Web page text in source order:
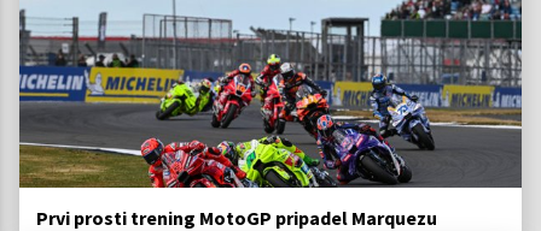
Prvi prosti trening MotoGP pripadel Marquezu